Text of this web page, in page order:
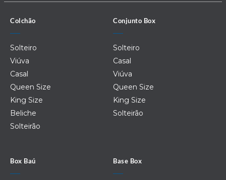
Colchão
Solteiro
Viúva
Casal
Queen Size
King Size
Beliche
Solteirão
Conjunto Box
Solteiro
Casal
Viúva
Queen Size
King Size
Solteirão
Box Baú Base Box